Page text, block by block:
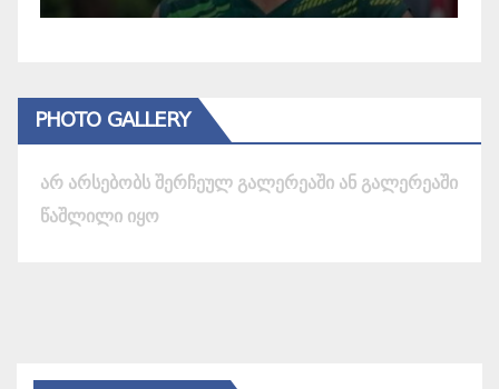
PHOTO GALLERY
არ არსებობს შერჩეულ გალერეაში ან გალერეაში
წაშლილი იყო